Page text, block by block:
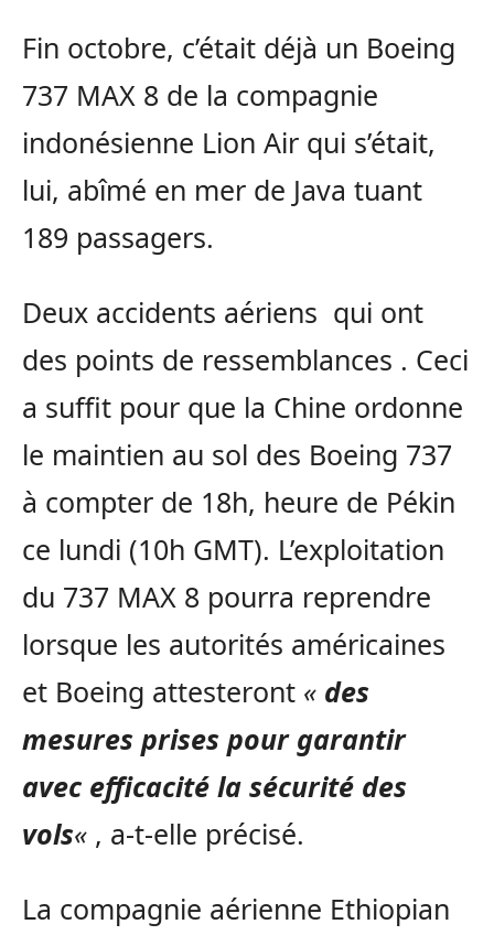
Fin octobre, c’était déjà un Boeing
737 MAX 8 de la compagnie
indonésienne Lion Air qui s’était,
lui, abîmé en mer de Java tuant
189 passagers.
Deux accidents aériens qui ont
des points de ressemblances . Ceci
a suffit pour que la Chine ordonne
le maintien au sol des Boeing 737
à compter de 18h, heure de Pékin
ce lundi (10h GMT). L’exploitation
du 737 MAX 8 pourra reprendre
lorsque les autorités américaines
et Boeing attesteront « des
mesures prises pour garantir
avec efficacité la sécurité des
vols« , a-t-elle précisé.
La compagnie aérienne Ethiopian